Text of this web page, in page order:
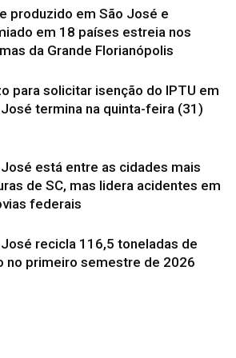
produzido em São José e
em 18 países estreia nos
da Grande Florianópolis
para solicitar isenção do IPTU em
termina na quinta-feira (31)
está entre as cidades mais
de SC, mas lidera acidentes em
federais
recicla 116,5 toneladas de
no primeiro semestre de 2026